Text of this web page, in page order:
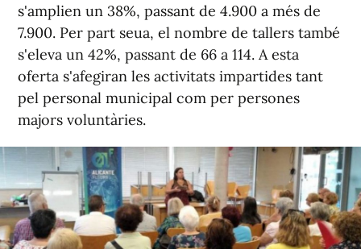
s'amplien un 38%, passant de 4.900 a més de
7.900. Per part seua, el nombre de tallers també
s'eleva un 42%, passant de 66 a 114. A esta
oferta s'afegiran les activitats impartides tant
pel personal municipal com per persones
majors voluntàries.